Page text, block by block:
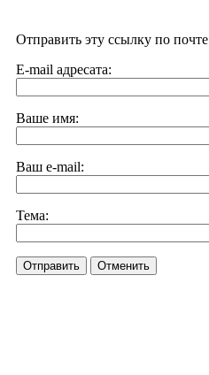
Отправить эту ссылку по почте
E-mail адресата:
Ваше имя:
Ваш e-mail:
Тема:
Отправить Отменить